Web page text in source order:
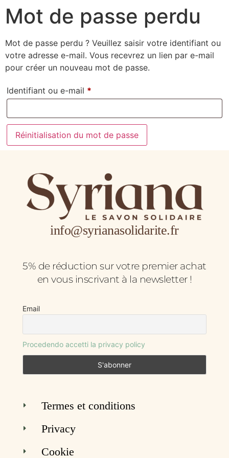
Mot de passe perdu
Mot de passe perdu ? Veuillez saisir votre identifiant ou
votre adresse e-mail. Vous recevrez un lien par e-mail
pour créer un nouveau mot de passe.
Identifiant ou e-mail *
Réinitialisation du mot de passe
info@syrianasolidarite.fr
5% de réduction sur votre premier achat
en vous inscrivant à la newsletter !
Email
Procedendo accetti la privacy policy
Termes et conditions
Privacy
Cookie